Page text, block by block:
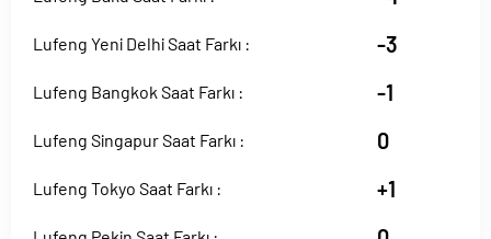
Lufeng Yeni Delhi Saat Farkı : -3
Lufeng Bangkok Saat Farkı : -1
Lufeng Singapur Saat Farkı : 0
Lufeng Tokyo Saat Farkı : +1